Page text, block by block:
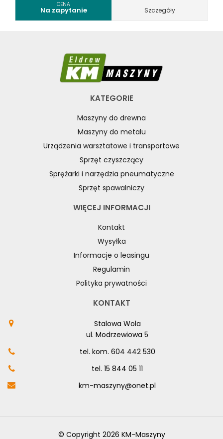
CENA
Na zapytanie Szczegóły
KATEGORIE
Maszyny do drewna
Maszyny do metalu
Urządzenia warsztatowe i transportowe
Sprzęt czyszczący
Sprężarki i narzędzia pneumatyczne
Sprzęt spawalniczy
WIĘCEJ INFORMACJI
Kontakt
Wysyłka
Informacje o leasingu
Regulamin
Polityka prywatności
KONTAKT
Stalowa Wola
ul. Modrzewiowa 5
tel. kom. 604 442 530
tel. 15 844 05 11
km-maszyny@onet.pl
© Copyright 2026 KM-Maszyny